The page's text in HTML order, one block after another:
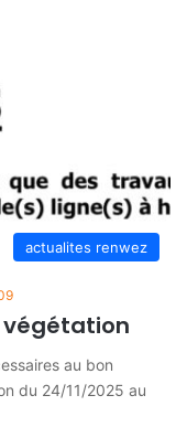
actualites renwez
végétation
au bon
du 24/11/2025 au